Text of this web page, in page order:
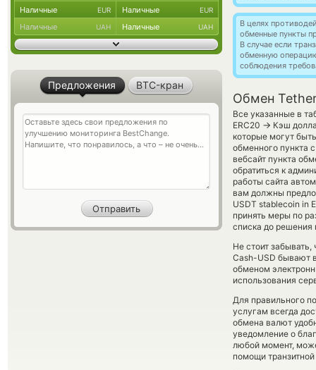
В целях
обменные пункты
В случае если
обменную
соблюдения
Обмен
Все указанные в
ERC20 → Кэш
которые могут
обменного пункта
вебсайт пункта
обратиться к
работы сайта
вам должны
USDT stablecoin in
принять меры по
списка до
Не стоит
Cash-USD бывают
обменом
использования
Для правильного
услугам всегда
обмена валют
уведомление о
любой момент,
помощи
Наличные EUR Наличные EUR
Наличные UAH Наличные UAH
Предложения BTC-кран